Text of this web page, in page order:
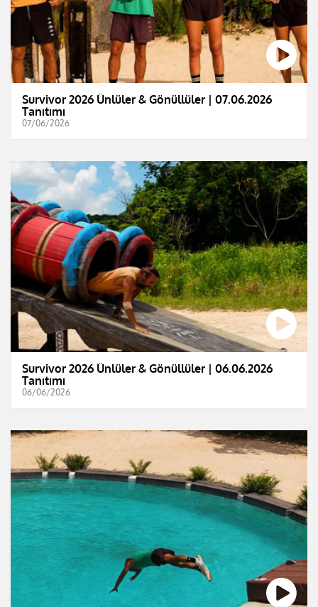
Survivor 2026 Ünlüler & Gönüllüler | 07.06.2026
Tanıtımı
07/06/2026
Survivor 2026 Ünlüler & Gönüllüler | 06.06.2026
Tanıtımı
06/06/2026